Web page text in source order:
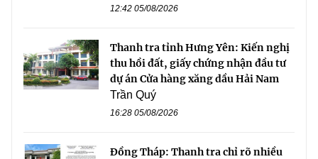
12:42 05/08/2026
Thanh tra tỉnh Hưng Yên: Kiến nghị
thu hồi đất, giấy chứng nhận đầu tư
dự án Cửa hàng xăng dầu Hải Nam
Trần Quý
16:28 05/08/2026
Đồng Tháp: Thanh tra chỉ rõ nhiều